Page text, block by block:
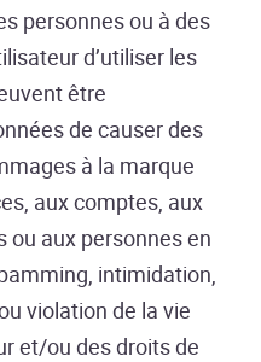
personnes ou à des
d’utiliser les
être
de causer des
à la marque
aux comptes, aux
ou aux personnes en
intimidation,
violation de la vie
et/ou des droits de